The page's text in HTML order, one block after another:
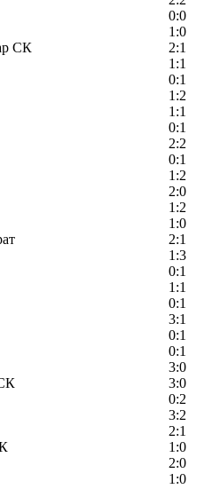
0:0
1:0
СК
2:1
1:1
0:1
1:2
1:1
0:1
2:2
0:1
1:2
2:0
1:2
1:0
2:1
1:3
0:1
1:1
0:1
3:1
0:1
0:1
3:0
3:0
0:2
3:2
2:1
1:0
2:0
1:0